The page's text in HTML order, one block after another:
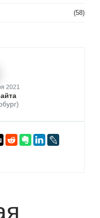
(58)
2021